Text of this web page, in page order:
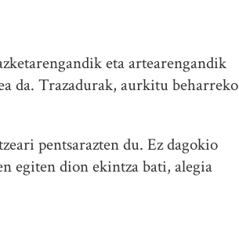
eta artearengandik
da. Trazadurak, aurkitu beharreko
pentsarazten du. Ez dagokio
egiten dion ekintza bati, alegia